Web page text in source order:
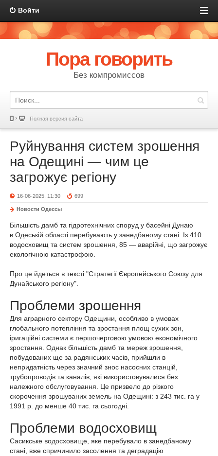
Войти
Пора говорить
Без компромиссов
Полная версия сайта
Руйнування систем зрошення
на Одещині — чим це
загрожує регіону
16-06-2025, 11:30 699
Новости Одессы
Більшість дамб та гідротехнічних споруд у басейні Дунаю
в Одеській області перебувають у занедбаному стані. Із 410
водосховищ та систем зрошення, 85 — аварійні, що загрожує
екологічною катастрофою.
Про це йдеться в тексті "Стратегії Європейського Союзу для
Дунайського регіону".
Проблеми зрошення
Для аграрного сектору Одещини, особливо в умовах
глобального потепління та зростання площ сухих зон,
іригаційні системи є першочерговою умовою економічного
зростання. Однак більшість дамб та мереж зрошення,
побудованих ще за радянських часів, прийшли в
непридатність через значний знос насосних станцій,
трубопроводів та каналів, які використовувалися без
належного обслуговування. Це призвело до різкого
скорочення зрошуваних земель на Одещині: з 243 тис. га у
1991 р. до менше 40 тис. га сьогодні.
Проблеми водосховищ
Сасикське водосховище, яке перебувало в занедбаному
стані, вже спричинило засолення та деградацію